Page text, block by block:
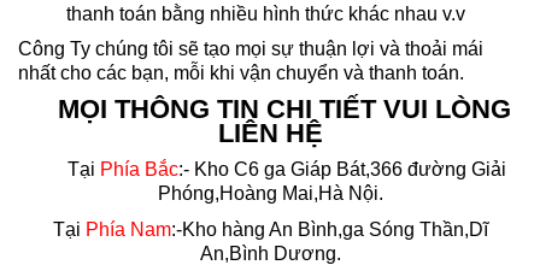
thanh toán bằng nhiều hình thức khác nhau v.v
Công Ty chúng tôi sẽ tạo mọi sự thuận lợi và thoải mái
nhất cho các bạn, mỗi khi vận chuyển và thanh toán.
MỌI THÔNG TIN CHI TIẾT VUI LÒNG
LIÊN HỆ
Tại Phía Bắc:- Kho C6 ga Giáp Bát,366 đường Giải
Phóng,Hoàng Mai,Hà Nội.
Tại Phía Nam:-Kho hàng An Bình,ga Sóng Thần,Dĩ
An,Bình Dương.